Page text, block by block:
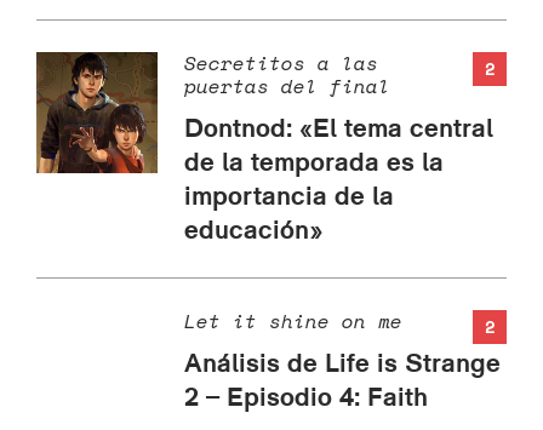
2
Secretitos a las
puertas del final
Dontnod: «El tema central
de la temporada es la
importancia de la
educación»
2
Let it shine on me
Análisis de Life is Strange
2 – Episodio 4: Faith